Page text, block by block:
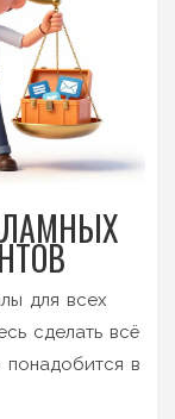
для всех
сделать всё
понадобится в